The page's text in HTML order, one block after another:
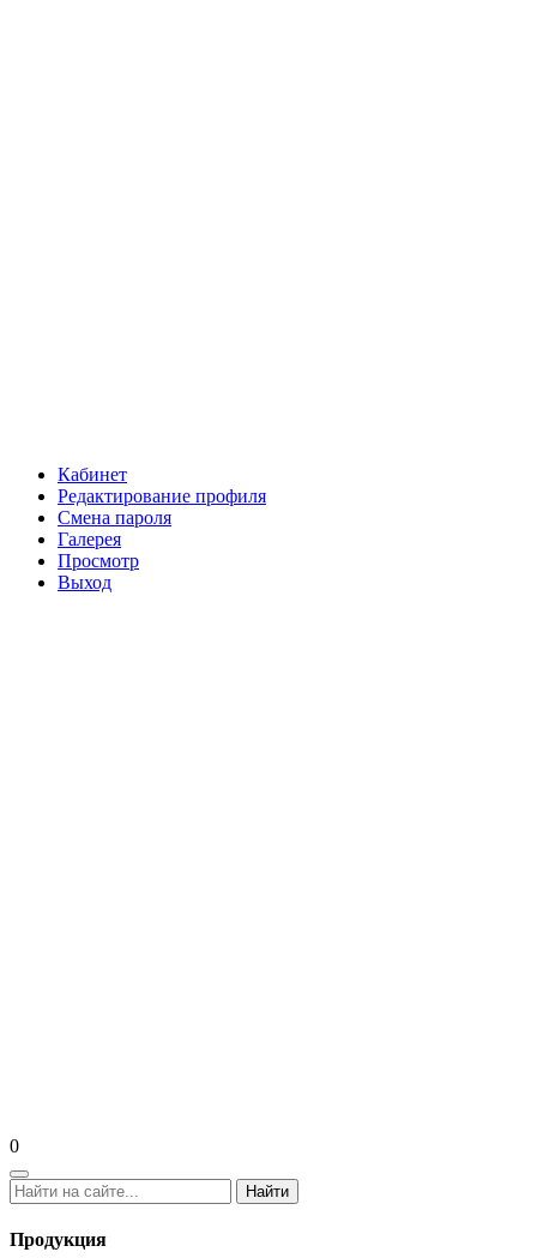
Кабинет
Редактирование профиля
Смена пароля
Галерея
Просмотр
Выход
0
Найти
Продукция